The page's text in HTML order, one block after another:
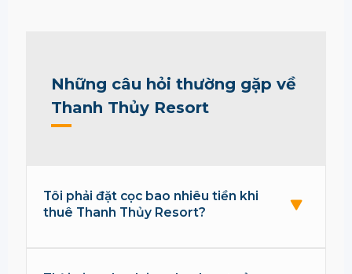
Những câu hỏi thường gặp về
Thanh Thủy Resort
Tôi phải đặt cọc bao nhiêu tiền khi
thuê Thanh Thủy Resort?